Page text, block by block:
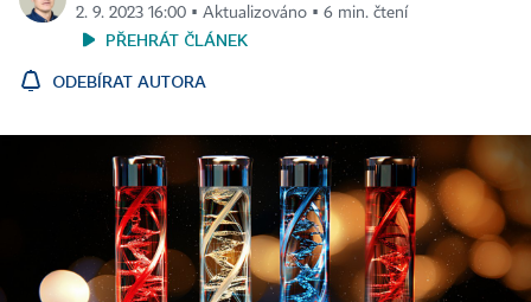
2. 9. 2023 16:00 ▪ Aktualizováno ▪ 6 min. čtení
PŘEHRÁT ČLÁNEK
ODEBÍRAT AUTORA